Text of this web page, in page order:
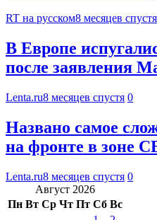
RT на русском8 месяцев спустя
В Европе
после заявления
Lenta.ru8 месяцев спустя 0
Названо самое
на фронте в зоне
Lenta.ru8 месяцев спустя 0
Август 2026
Пн Вт Ср Чт Пт Сб Вс